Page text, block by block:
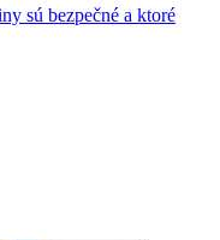
sú bezpečné a ktoré